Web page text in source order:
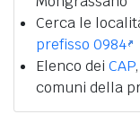
Cerca le
prefisso 0984
Elenco dei CAP,
comuni della